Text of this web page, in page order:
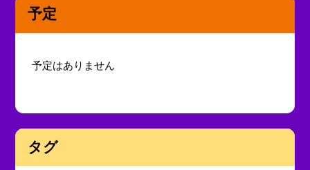
予定
予定はありません
タグ